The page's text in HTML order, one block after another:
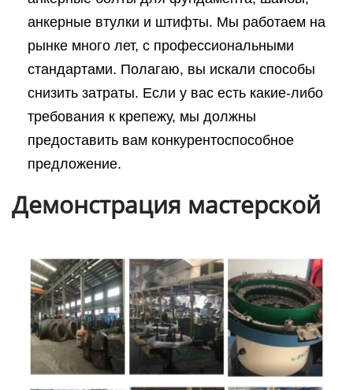
анкерные втулки и штифты. Мы работаем на
рынке много лет, с профессиональными
стандартами. Полагаю, вы искали способы
снизить затраты. Если у вас есть какие-либо
требования к крепежу, мы должны
предоставить вам конкурентоспособное
предложение.
Демонстрация мастерской